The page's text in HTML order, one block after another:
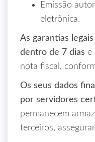
Emissão
eletrônica.
As garantias
dentro de 7 dias e
nota fiscal,
Os seus dados
por servidores
permanecem
terceiros,